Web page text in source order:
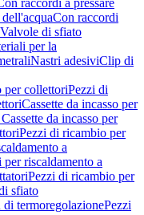
raccordi a pressare
Con raccordi
Valvole di sfiato
per la
Nastri adesiviClip di
per collettoriPezzi di
Cassette da incasso per
da incasso per
Pezzi di ricambio per
a
riscaldamento a
Pezzi di ricambio per
sfiato
di termoregolazionePezzi